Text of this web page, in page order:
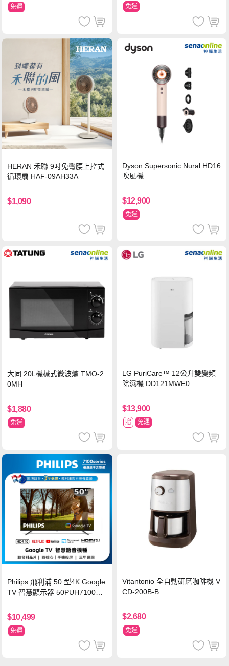
免運 免運
HERAN 禾聯 9吋免彎腰上控式
循環扇 HAF-09AH33A
$1,090
Dyson Supersonic Nural HD16
吹風機
$12,900
免運
大同 20L機械式微波爐 TMO-2
0MH
$1,880
免運
LG PuriCare™ 12公升雙變頻
除濕機 DD121MWE0
$13,900
贈 免運
Philips 飛利浦 50 型4K Google
TV 智慧顯示器 50PUH7100
$10,499
免運
Vitantonio 全自動研磨咖啡機 V
CD-200B-B
$2,680
免運